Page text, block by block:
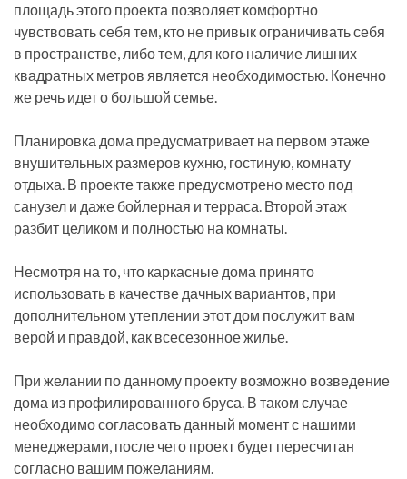
площадь этого проекта позволяет комфортно
чувствовать себя тем, кто не привык ограничивать себя
в пространстве, либо тем, для кого наличие лишних
квадратных метров является необходимостью. Конечно
же речь идет о большой семье.
Планировка дома предусматривает на первом этаже
внушительных размеров кухню, гостиную, комнату
отдыха. В проекте также предусмотрено место под
санузел и даже бойлерная и терраса. Второй этаж
разбит целиком и полностью на комнаты.
Несмотря на то, что каркасные дома принято
использовать в качестве дачных вариантов, при
дополнительном утеплении этот дом послужит вам
верой и правдой, как всесезонное жилье.
При желании по данному проекту возможно возведение
дома из профилированного бруса. В таком случае
необходимо согласовать данный момент с нашими
менеджерами, после чего проект будет пересчитан
согласно вашим пожеланиям.